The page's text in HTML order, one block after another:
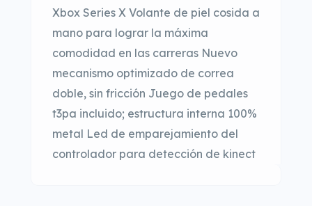
Xbox Series X Volante de piel cosida a
mano para lograr la máxima
comodidad en las carreras Nuevo
mecanismo optimizado de correa
doble, sin fricción Juego de pedales
t3pa incluido; estructura interna 100%
metal Led de emparejamiento del
controlador para detección de kinect